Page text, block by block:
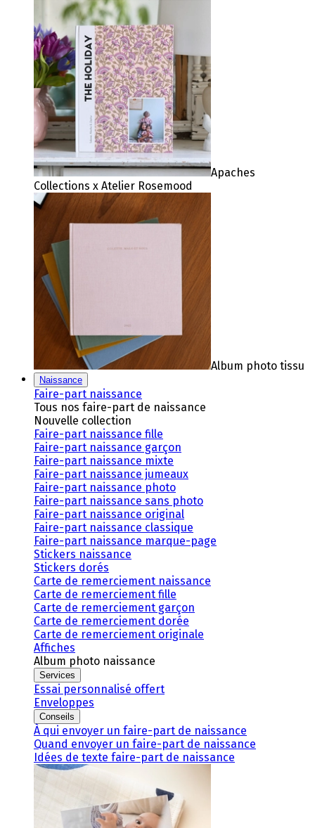
Apaches
Collections x Atelier Rosemood
Album photo tissu
Naissance
Faire-part naissance
Tous nos faire-part de naissance
Nouvelle collection
Faire-part naissance fille
Faire-part naissance garçon
Faire-part naissance mixte
Faire-part naissance jumeaux
Faire-part naissance photo
Faire-part naissance sans photo
Faire-part naissance original
Faire-part naissance classique
Faire-part naissance marque-page
Stickers naissance
Stickers dorés
Carte de remerciement naissance
Carte de remerciement fille
Carte de remerciement garçon
Carte de remerciement dorée
Carte de remerciement originale
Affiches
Album photo naissance
Services
Essai personnalisé offert
Enveloppes
Conseils
À qui envoyer un faire-part de naissance
Quand envoyer un faire-part de naissance
Idées de texte faire-part de naissance